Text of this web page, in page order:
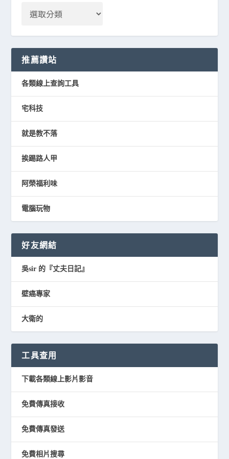
推薦讚站
各類線上查詢工具
宅科技
就是教不落
挨踢路人甲
阿榮福利味
電腦玩物
好友網結
吳sir 的『丈夫日記』
壁癌專家
大衛的
工具查用
下載各類線上影片影音
免費傳真接收
免費傳真發送
免費相片搜尋